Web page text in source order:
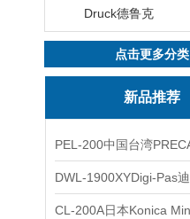
Druck德鲁克
点击更多分类
新品推荐